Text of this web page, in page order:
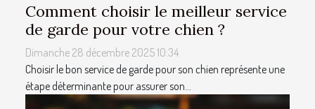
Comment choisir le meilleur service
de garde pour votre chien ?
Dimanche 28 décembre 2025 10:34
Choisir le bon service de garde pour son chien représente une
étape déterminante pour assurer son...